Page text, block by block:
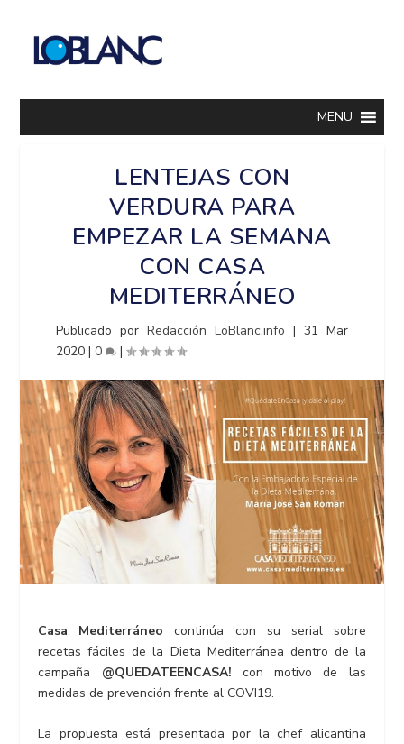
MENU
LENTEJAS CON
VERDURA PARA
EMPEZAR LA SEMANA
CON CASA
MEDITERRÁNEO
Publicado porRedacción LoBlanc.info | 31 Mar
2020 |0 |
Casa Mediterráneo continúa con su serial sobre
recetas fáciles de la Dieta Mediterránea dentro de la
campaña @QUEDATEENCASA! con motivo de las
medidas de prevención frente al COVI19.
La propuesta está presentada por la chef alicantina